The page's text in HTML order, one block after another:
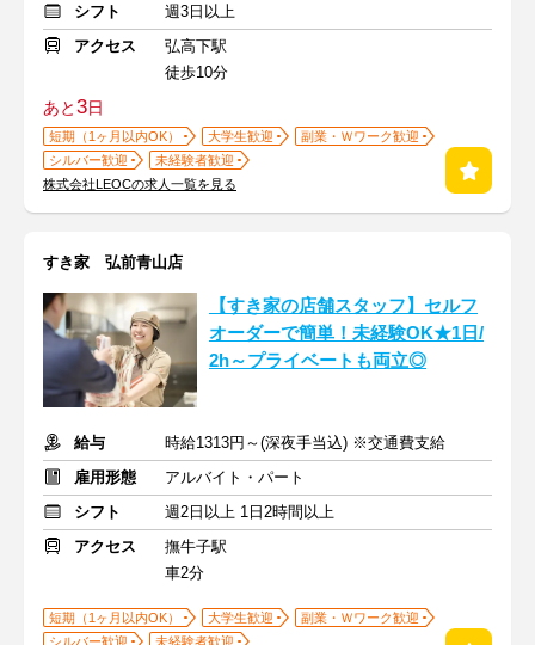
シフト
週3日以上
アクセス
弘高下駅
徒歩10分
あと3日
短期（1ヶ月以内OK） 大学生歓迎
副業・Ｗワーク歓迎
シルバー歓迎
未経験者歓迎
株式会社LEOCの求人一覧を見る
すき家 弘前青山店
【すき家の店舗スタッフ】セルフ
オーダーで簡単！未経験OK★1日/
2h～プライベートも両立◎
給与
時給1313円～(深夜手当込) ※交通費支給
雇用形態
アルバイト・パート
シフト
週2日以上 1日2時間以上
アクセス
撫牛子駅
車2分
短期（1ヶ月以内OK） 大学生歓迎
副業・Ｗワーク歓迎
シルバー歓迎
未経験者歓迎